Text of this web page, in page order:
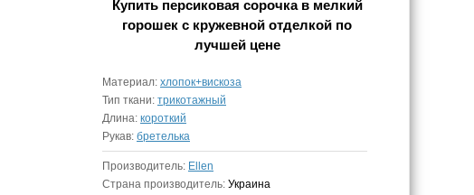
Купить персиковая сорочка в мелкий
горошек с кружевной отделкой по
лучшей цене
Материал: хлопок+вискоза
Тип ткани: трикотажный
Длина: короткий
Рукав: бретелька
Производитель: Ellen
Страна производитель: Украина